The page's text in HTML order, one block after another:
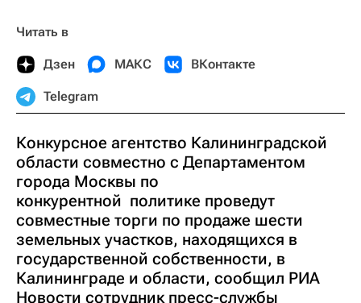
Читать в
Дзен МАКС ВКонтакте
Telegram
Конкурсное агентство Калининградской
области совместно с Департаментом
города Москвы по
конкурентной политике проведут
совместные торги по продаже шести
земельных участков, находящихся в
государственной собственности, в
Калининграде и области, сообщил РИА
Новости сотрудник пресс-службы